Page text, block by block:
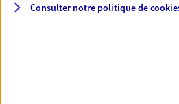
VOIR TOUTES NOS
Consulter notre politique de